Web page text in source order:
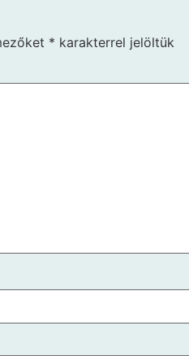
* karakterrel jelöltük